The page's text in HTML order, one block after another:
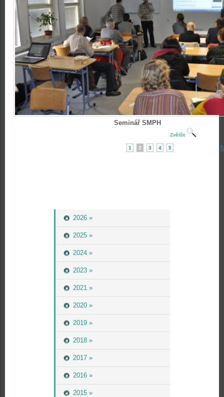
2026 »
2025 »
2024 »
2023 »
2021 »
2020 »
2019 »
2018 »
2017 »
2016 »
2015 »
Seminář SMPH
Zvětšit
1 2 3 4 5